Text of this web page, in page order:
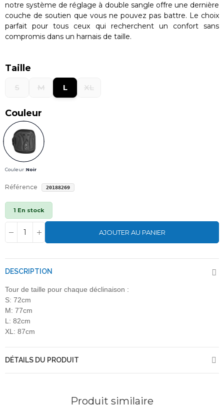
notre système de réglage à double sangle offre une dernière
couche de soutien que vous ne pouvez pas battre. Le choix
parfait pour tous ceux qui recherchent un confort sans
compromis dans un harnais de taille.
Taille
S M L XL
Couleur
Couleur :Noir
Référence 20188269
1 En stock
AJOUTER AU PANIER
DESCRIPTION
Tour de taille pour chaque déclinaison :
S: 72cm
M: 77cm
L: 82cm
XL: 87cm
DÉTAILS DU PRODUIT
Produit similaire